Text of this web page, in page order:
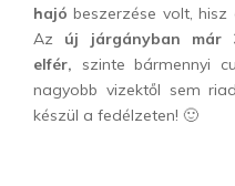
hajó beszerzése volt,
Az új járgányban már
elfér, szinte bármennyi
nagyobb vizektől sem
készül a fedélzeten! 🙂